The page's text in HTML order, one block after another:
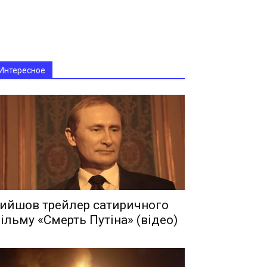
трейлер сатиричного
«Смерть Путіна» (відео)